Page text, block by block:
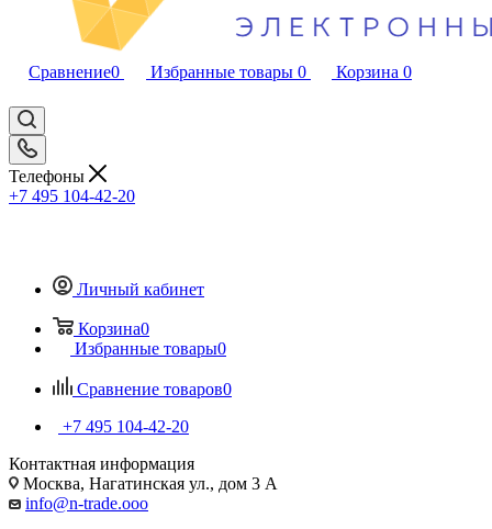
Сравнение0 Избранные товары 0 Корзина 0
Телефоны
+7 495 104-42-20
Личный кабинет
Корзина0
Избранные товары0
Сравнение товаров0
+7 495 104-42-20
Контактная информация
Москва, Нагатинская ул., дом 3 А
info@n-trade.ooo